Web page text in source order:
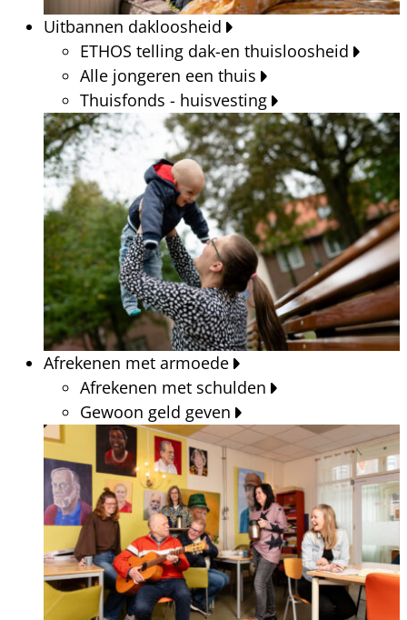
Uitbannen dakloosheid
ETHOS telling dak-en thuisloosheid
Alle jongeren een thuis
Thuisfonds - huisvesting
Afrekenen met armoede
Afrekenen met schulden
Gewoon geld geven